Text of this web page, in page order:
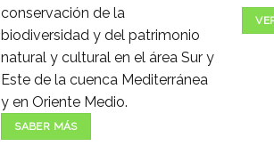
conservación de la
biodiversidad y del patrimonio
natural y cultural en el área Sur y
Este de la cuenca Mediterránea
y en Oriente Medio.
SABER MÁS